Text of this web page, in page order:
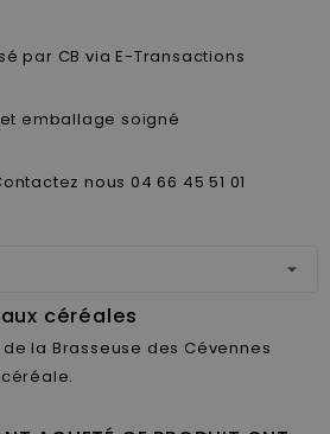
par CB via E-Transactions
emballage soigné
nous 04 66 45 51 01
céréales
de la Brasseuse des Cévennes